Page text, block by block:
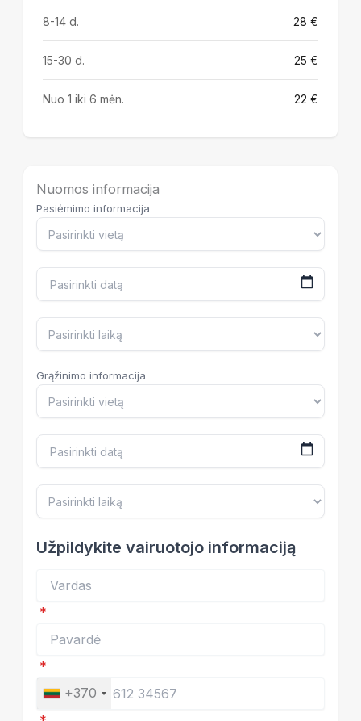
8-14 d. 28 €
15-30 d. 25 €
Nuo 1 iki 6 mėn. 22 €
Nuomos informacija
Pasiėmimo informacija
Grąžinimo informacija
Užpildykite vairuotojo informaciją
*
*
+370